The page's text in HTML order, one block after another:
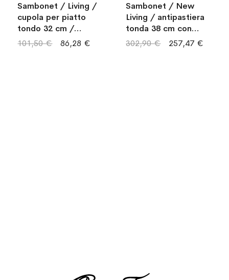
Sambonet / Living /
cupola per piatto
tondo 32 cm /
acciaio argentato
86,28 €
101,50 €
Sambonet / New
Living / antipastiera
tonda 38 cm con
supporto /
porcellana
257,47 €
302,90 €